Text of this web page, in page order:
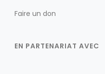
Faire un don
EN PARTENARIAT AVEC